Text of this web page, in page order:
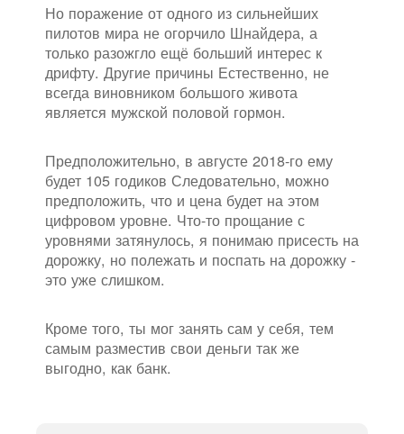
Но поражение от одного из сильнейших
пилотов мира не огорчило Шнайдера, а
только разожгло ещё больший интерес к
дрифту. Другие причины Естественно, не
всегда виновником большого живота
является мужской половой гормон.
Предположительно, в августе 2018-го ему
будет 105 годиков Следовательно, можно
предположить, что и цена будет на этом
цифровом уровне. Что-то прощание с
уровнями затянулось, я понимаю присесть на
дорожку, но полежать и поспать на дорожку -
это уже слишком.
Кроме того, ты мог занять сам у себя, тем
самым разместив свои деньги так же
выгодно, как банк.